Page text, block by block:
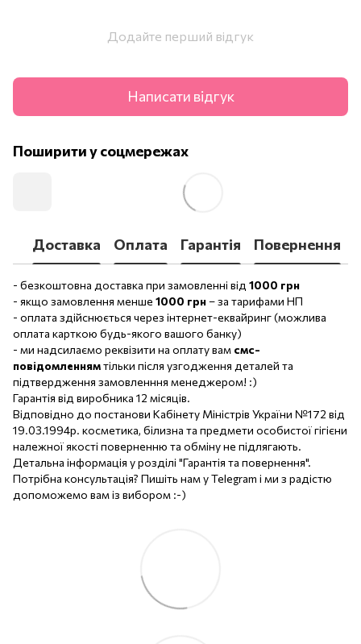
Додайте перший відгук
Написати відгук
Поширити у соцмережах
Доставка Оплата Гарантія Повернення
- безкоштовна доставка при замовленні від 1000 грн
- якщо замовлення менше 1000 грн– за тарифами НП
- оплата здійснюється через інтернет-еквайринг (можлива
оплата карткою будь-якого вашого банку)
- ми надсилаємо реквізити на оплату вам смс-
повідомленнямтільки після узгодження деталей та
підтвердження замовленння менеджером! :)
Гарантія від виробника 12 місяців.
Відповідно до постанови Кабінету Міністрів України №172 від
19.03.1994р. косметика, білизна та предмети особистої гігієни
належної якості поверненню та обміну не підлягають.
Детальна інформація у розділі "Гарантія та повернення".
Потрібна консультація? Пишіть нам у Telegram і ми з радістю
допоможемо вам із вибором :-)